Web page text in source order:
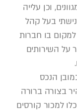
וכן עלייה
בעל קהל
בו חברות
על השירותים
הנכס
בצורה ברורה
למכור קורסים